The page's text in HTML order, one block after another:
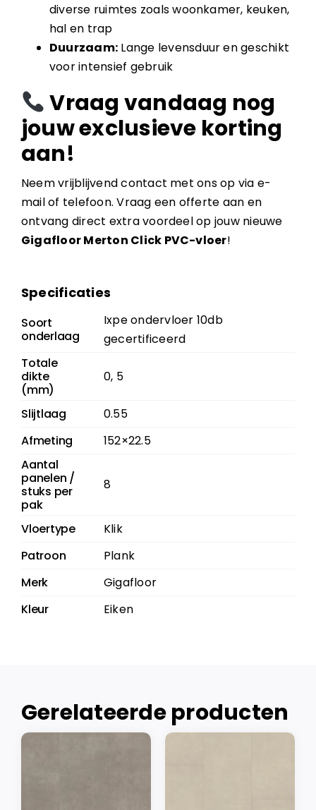
diverse ruimtes zoals woonkamer, keuken,
hal en trap
Duurzaam: Lange levensduur en geschikt
voor intensief gebruik
Vraag vandaag nog
jouw exclusieve korting
aan!
Neem vrijblijvend contact met ons op via e-
mail of telefoon. Vraag een offerte aan en
ontvang direct extra voordeel op jouw nieuwe
Gigafloor Merton Click PVC-vloer!
Specificaties
Soort
onderlaag
Ixpe ondervloer 10db
gecertificeerd
Totale
dikte
(mm)
0, 5
Slijtlaag
0.55
Afmeting
152×22.5
Aantal
panelen /
stuks per
pak
8
Vloertype
Klik
Patroon
Plank
Merk
Gigafloor
Kleur
Eiken
Gerelateerde producten